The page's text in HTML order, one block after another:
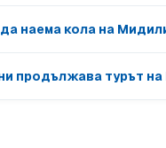
наема кола на
продължава турът